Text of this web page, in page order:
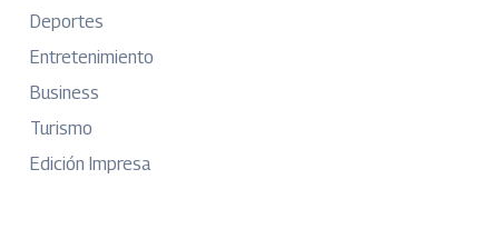
Deportes
Entretenimiento
Business
Turismo
Edición Impresa